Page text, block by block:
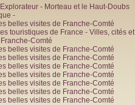
- Morteau et le Haut-Doubs
-
belles visites de Franche-Comté
touristiques de France - Villes, cités et
Comté
belles visites de Franche-Comté
belles visites de Franche-Comté
belles visites de Franche-Comté
belles visites de Franche-Comté
belles visites de Franche-Comté
belles visites de Franche-Comté
belles visites de Franche-Comté